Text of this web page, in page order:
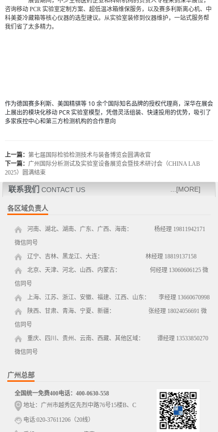
咨询移动 PCR 实验室定制方案、超低温冰箱维保服务，以及赛多利斯离心机、中
科美菱冷藏箱等核心仪器的选型建议。从实验室装修到仪器维护，一站式服务帮
我们省了太多精力。
作为德国赛多利斯、美国精骐等 10 余个国际知名品牌的授权代理商，深华在展会
上展出的模块化移动 PCR 实验室模型，凭借灵活组装、快速投用的优势，吸引了
多家疾控中心和第三方检测机构的合作意向
上一篇： 第七届国际检验检测技术与装备博览会圆满收官
下一篇： 广州国际分析测试及实验室设备展览会暨技术研讨会（CHINA LAB
2025）圆满结束
联系我们 CONTACT US ...[MORE]
各区域负责人
河南、湖北、湖南、广东、广西、海南： 杨经理 19811942171
微信同号
辽宁、吉林、黑龙江、大连： 林经理 18819137158
北京、天津、河北、山西、内蒙古： 何经理 13060606125 微
信同号
上海、江苏、浙江、安徽、福建、江西、山东： 李经理 13660670998
陕西、甘肃、青海、宁夏、新疆： 张经理 18024056691 微
信同号
重庆、四川、贵州、云南、西藏、其他区域： 谭经理 13533850270
微信同号
广州总部
全国统一免费400电话：400-0630-558
地址：广州市越秀区先烈中路76号15楼B、C
电话:020-37611206（20线）